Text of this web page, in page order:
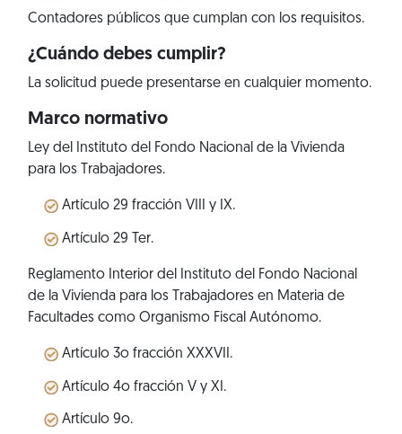
Contadores públicos que cumplan con los requisitos.
¿Cuándo debes cumplir?
La solicitud puede presentarse en cualquier momento.
Marco normativo
Ley del Instituto del Fondo Nacional de la Vivienda
para los Trabajadores.
Artículo 29 fracción VIII y IX.
Artículo 29 Ter.
Reglamento Interior del Instituto del Fondo Nacional
de la Vivienda para los Trabajadores en Materia de
Facultades como Organismo Fiscal Autónomo.
Artículo 3o fracción XXXVII.
Artículo 4o fracción V y XI.
Artículo 9o.